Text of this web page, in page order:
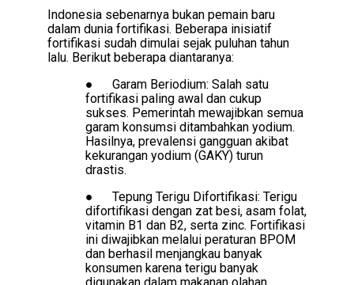
Indonesia sebenarnya bukan pemain baru
dalam dunia fortifikasi. Beberapa inisiatif
fortifikasi sudah dimulai sejak puluhan tahun
lalu. Berikut beberapa diantaranya:
● Garam Beriodium: Salah satu
fortifikasi paling awal dan cukup
sukses. Pemerintah mewajibkan semua
garam konsumsi ditambahkan yodium.
Hasilnya, prevalensi gangguan akibat
kekurangan yodium (GAKY) turun
drastis.
● Tepung Terigu Difortifikasi: Terigu
difortifikasi dengan zat besi, asam folat,
vitamin B1 dan B2, serta zinc. Fortifikasi
ini diwajibkan melalui peraturan BPOM
dan berhasil menjangkau banyak
konsumen karena terigu banyak
digunakan dalam makanan olahan.